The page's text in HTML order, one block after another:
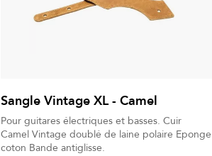
Sangle Vintage XL - Camel
Pour guitares électriques et basses. Cuir
Camel Vintage doublé de laine polaire Eponge
coton Bande antiglisse.